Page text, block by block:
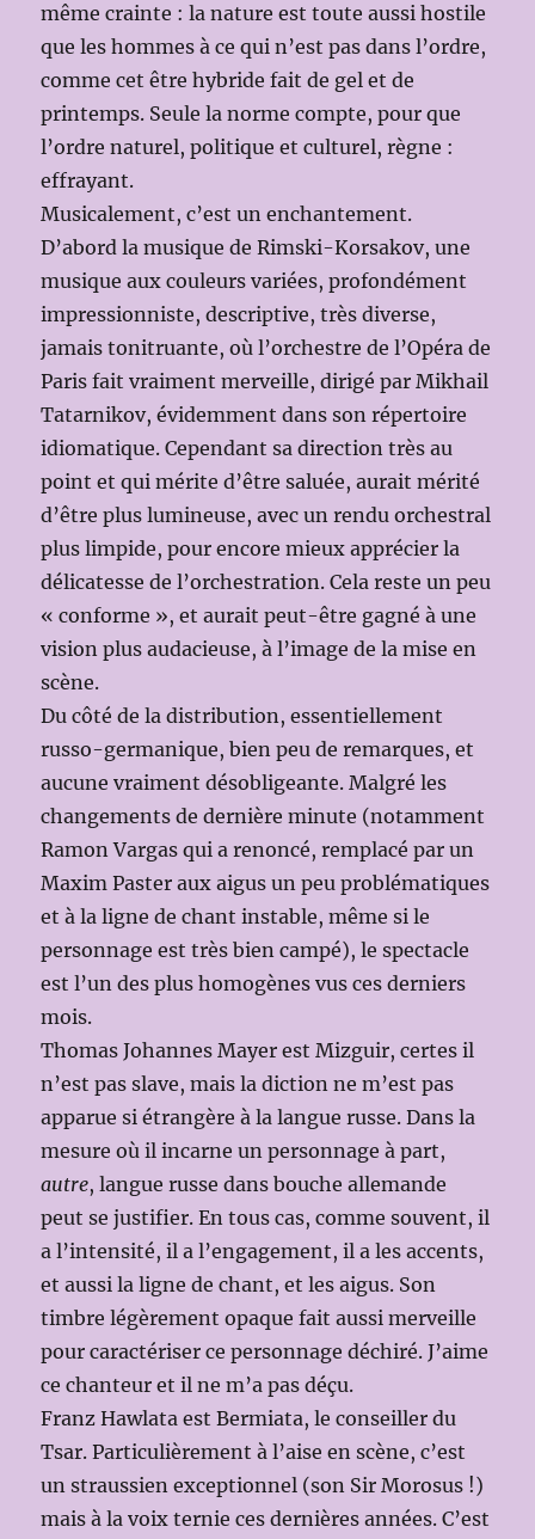
même crainte : la nature est toute aussi hostile
que les hommes à ce qui n’est pas dans l’ordre,
comme cet être hybride fait de gel et de
printemps. Seule la norme compte, pour que
l’ordre naturel, politique et culturel, règne :
effrayant.
Musicalement, c’est un enchantement.
D’abord la musique de Rimski-Korsakov, une
musique aux couleurs variées, profondément
impressionniste, descriptive, très diverse,
jamais tonitruante, où l’orchestre de l’Opéra de
Paris fait vraiment merveille, dirigé par Mikhail
Tatarnikov, évidemment dans son répertoire
idiomatique. Cependant sa direction très au
point et qui mérite d’être saluée, aurait mérité
d’être plus lumineuse, avec un rendu orchestral
plus limpide, pour encore mieux apprécier la
délicatesse de l’orchestration. Cela reste un peu
« conforme », et aurait peut-être gagné à une
vision plus audacieuse, à l’image de la mise en
scène.
Du côté de la distribution, essentiellement
russo-germanique, bien peu de remarques, et
aucune vraiment désobligeante. Malgré les
changements de dernière minute (notamment
Ramon Vargas qui a renoncé, remplacé par un
Maxim Paster aux aigus un peu problématiques
et à la ligne de chant instable, même si le
personnage est très bien campé), le spectacle
est l’un des plus homogènes vus ces derniers
mois.
Thomas Johannes Mayer est Mizguir, certes il
n’est pas slave, mais la diction ne m’est pas
apparue si étrangère à la langue russe. Dans la
mesure où il incarne un personnage à part,
autre, langue russe dans bouche allemande
peut se justifier. En tous cas, comme souvent, il
a l’intensité, il a l’engagement, il a les accents,
et aussi la ligne de chant, et les aigus. Son
timbre légèrement opaque fait aussi merveille
pour caractériser ce personnage déchiré. J’aime
ce chanteur et il ne m’a pas déçu.
Franz Hawlata est Bermiata, le conseiller du
Tsar. Particulièrement à l’aise en scène, c’est
un straussien exceptionnel (son Sir Morosus !)
mais à la voix ternie ces dernières années. C’est